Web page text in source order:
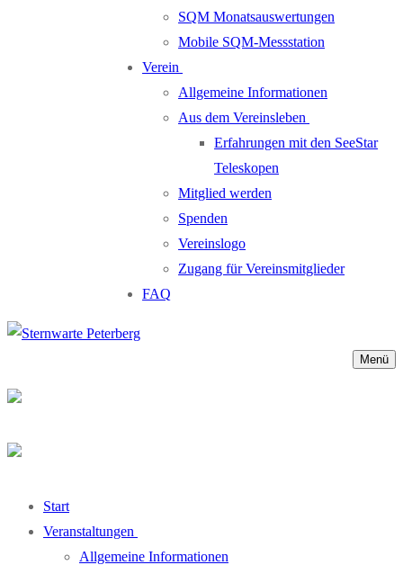
SQM Monatsauswertungen
Mobile SQM-Messstation
Verein
Allgemeine Informationen
Aus dem Vereinsleben
Erfahrungen mit den SeeStar
Teleskopen
Mitglied werden
Spenden
Vereinslogo
Zugang für Vereinsmitglieder
FAQ
Menü
Start
Veranstaltungen
Allgemeine Informationen